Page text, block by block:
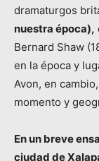
dramaturgos
nuestra época),
Bernard Shaw
en la época y
Avon, en
momento y
En un breve
ciudad de